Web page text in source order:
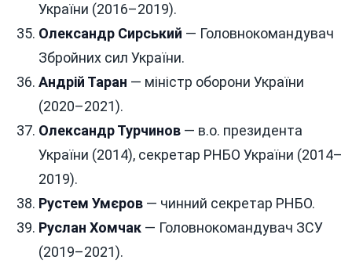
України (2016–2019).
Олександр Сирський — Головнокомандувач
Збройних сил України.
Андрій Таран — міністр оборони України
(2020–2021).
Олександр Турчинов— в.о. президента
України (2014), секретар РНБО України (2014–
2019).
Рустем Умєров— чинний секретар РНБО.
Руслан Хомчак— Головнокомандувач ЗСУ
(2019–2021).